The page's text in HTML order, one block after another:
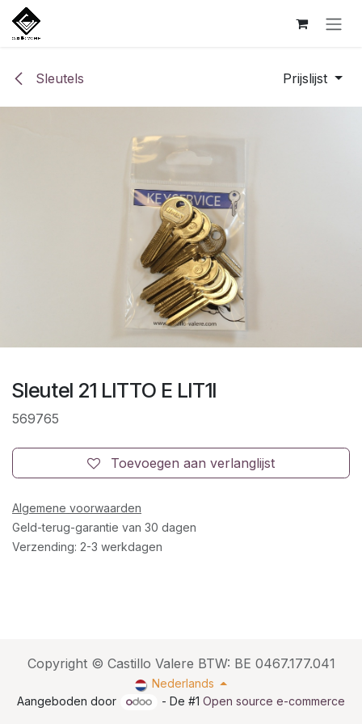
Overslaan naar inhoud
Sleutels Prijslijst
Sleutel 21 LITTO E LIT1I
569765
Toevoegen aan verlanglijst
Algemene voorwaarden
Geld-terug-garantie van 30 dagen
Verzending: 2-3 werkdagen
Copyright © Castillo Valere BTW: BE 0467.177.041
Nederlands
Aangeboden door
- De #1Open source e-commerce